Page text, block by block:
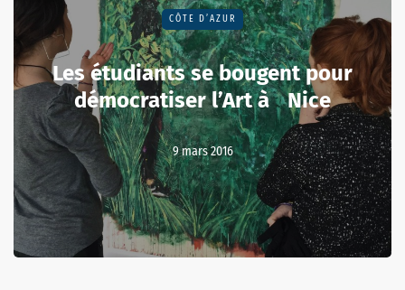
CÔTE D’AZUR
Les étudiants se bougent pour
démocratiser l’Art à Nice
9 mars 2016